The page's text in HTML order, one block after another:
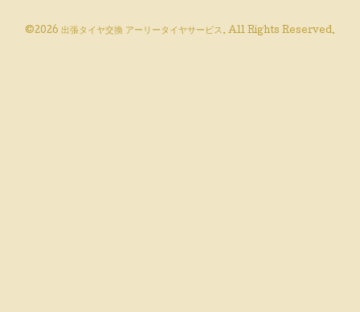
©2026 出張タイヤ交換 アーリータイヤサービス. All Rights Reserved.